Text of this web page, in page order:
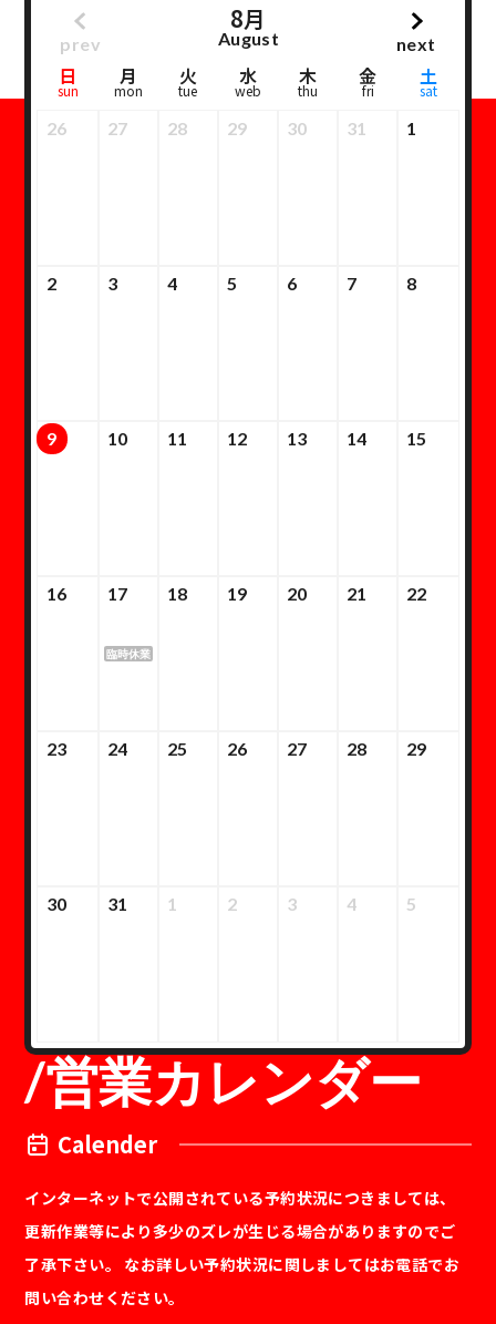
prev
8月
August next
日
sun
月
mon
火
tue
水
web
木
thu
金
fri
土
sat
26 27 28 29 30 31 1
2 3 4 5 6 7 8
9 10 11 12 13 14 15
16 17
臨時休業
18 19 20 21 22
23 24 25 26 27 28 29
30 31 1 2 3 4 5
/営業カレンダー
Calender
インターネットで公開されている予約状況につきましては、
更新作業等により多少のズレが生じる場合がありますのでご
了承下さい。 なお詳しい予約状況に関しましてはお電話でお
問い合わせください。